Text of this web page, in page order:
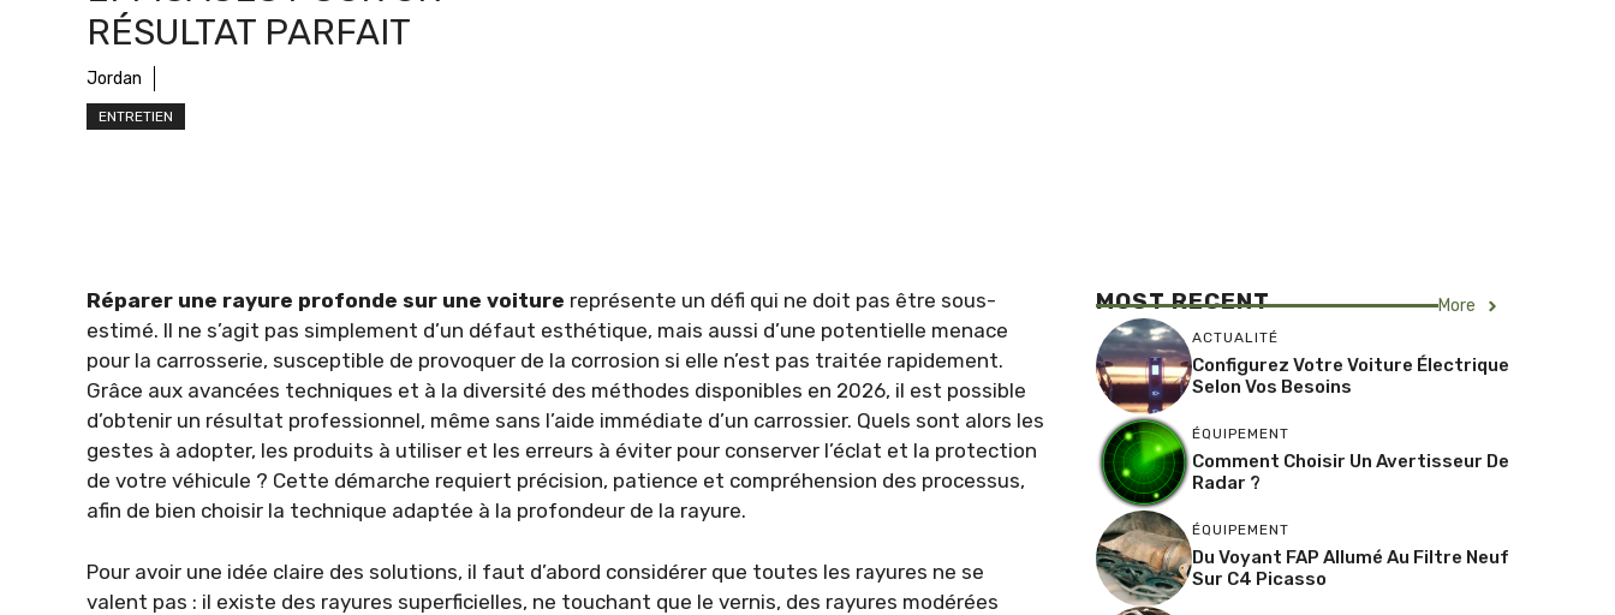
RÉSULTAT PARFAIT
Jordan
ENTRETIEN
Réparer une rayure profonde sur une voiture représente un défi qui ne doit pas être sous-
estimé. Il ne s’agit pas simplement d’un défaut esthétique, mais aussi d’une potentielle menace
pour la carrosserie, susceptible de provoquer de la corrosion si elle n’est pas traitée rapidement.
Grâce aux avancées techniques et à la diversité des méthodes disponibles en 2026, il est possible
d’obtenir un résultat professionnel, même sans l’aide immédiate d’un carrossier. Quels sont alors les
gestes à adopter, les produits à utiliser et les erreurs à éviter pour conserver l’éclat et la protection
de votre véhicule ? Cette démarche requiert précision, patience et compréhension des processus,
afin de bien choisir la technique adaptée à la profondeur de la rayure.
Pour avoir une idée claire des solutions, il faut d’abord considérer que toutes les rayures ne se
valent pas : il existe des rayures superficielles, ne touchant que le vernis, des rayures modérées
MOST RECENT More
ACTUALITÉ
Configurez Votre Voiture Électrique
Selon Vos Besoins
ÉQUIPEMENT
Comment Choisir Un Avertisseur De
Radar ?
ÉQUIPEMENT
Du Voyant FAP Allumé Au Filtre Neuf
Sur C4 Picasso